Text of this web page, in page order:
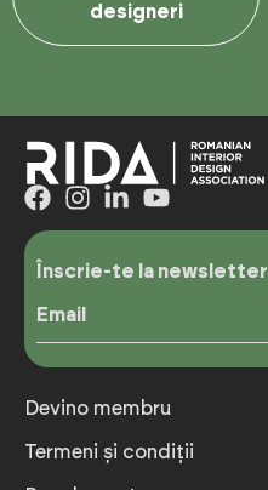
designeri
Înscrie-te la newsletter
Email
Devino membru
Termeni și condiții